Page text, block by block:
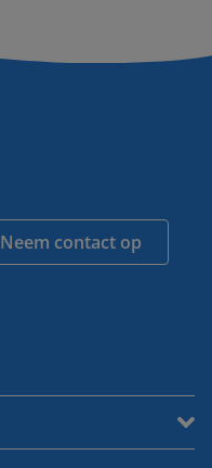
Neem contact op